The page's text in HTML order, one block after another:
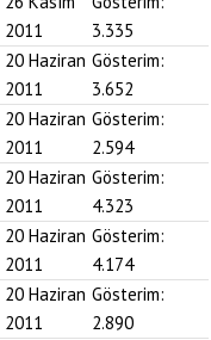
2011
3.335
20 Haziran
2011
Gösterim:
3.652
20 Haziran
2011
Gösterim:
2.594
20 Haziran
2011
Gösterim:
4.323
20 Haziran
2011
Gösterim:
4.174
20 Haziran
2011
Gösterim:
2.890